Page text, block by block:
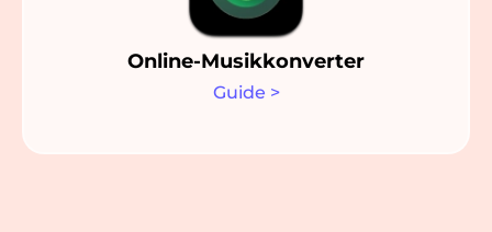
Online-Musikkonverter
Guide >